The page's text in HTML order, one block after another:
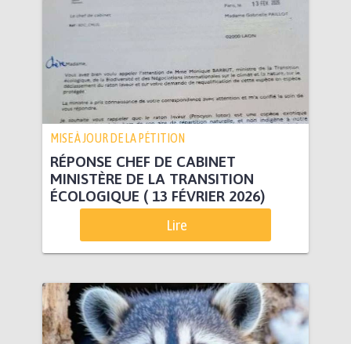
MISE À JOUR DE LA PÉTITION
RÉPONSE CHEF DE CABINET
MINISTÈRE DE LA TRANSITION
ÉCOLOGIQUE ( 13 FÉVRIER 2026)
Lire